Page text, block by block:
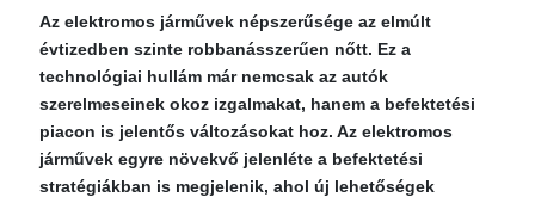
Az elektromos járművek népszerűsége az elmúlt
évtizedben szinte robbanásszerűen nőtt. Ez a
technológiai hullám már nemcsak az autók
szerelmeseinek okoz izgalmakat, hanem a befektetési
piacon is jelentős változásokat hoz. Az elektromos
járművek egyre növekvő jelenléte a befektetési
stratégiákban is megjelenik, ahol új lehetőségek